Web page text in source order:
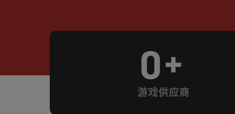
游戏供应商
0+